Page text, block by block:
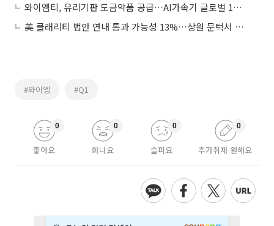
와이엠티, 유리기판 도금약품 공급…AI가속기 글로벌 1위에 서버 기판용 소재도 공급
美 클래리티 법안 연내 통과 가능성 13%…상원 문턱서 제동
#와이엠 #Q1
좋아요
0
화나요
0
슬퍼요
0
추가취재 원해요
0